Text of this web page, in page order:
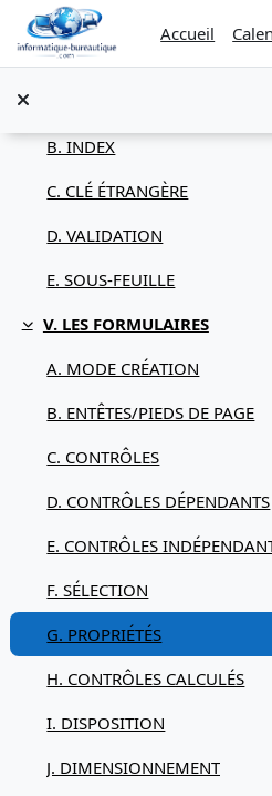
Passer au contenu principal
Accueil
M. LISTE DE CHOIX
Replier
IV. LES TABLES (structure)
B. INDEX
C. CLÉ ÉTRANGÈRE
D. VALIDATION
E. SOUS-FEUILLE
Replier
V. LES FORMULAIRES
A. MODE CRÉATION
B. ENTÊTES/PIEDS DE PAGE
C. CONTRÔLES
D. CONTRÔLES DÉPENDANTS
E. CONTRÔLES
F. SÉLECTION
G. PROPRIÉTÉS
H. CONTRÔLES CALCULÉS
I. DISPOSITION
J. DIMENSIONNEMENT